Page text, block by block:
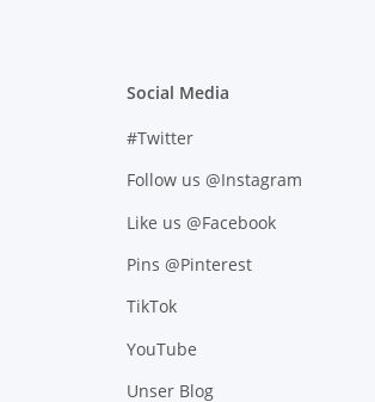
Social Media
#Twitter
Follow us @Instagram
Like us @Facebook
Pins @Pinterest
TikTok
YouTube
Unser Blog